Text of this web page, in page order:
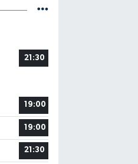
21:30
19:00
19:00
21:30